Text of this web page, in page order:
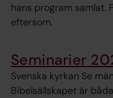
hans program samlat.
eftersom.
Seminarier
Svenska kyrkan Se
Bibelsällskapet är